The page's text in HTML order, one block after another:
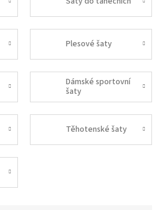
Plesové šaty
Dámské sportovní
šaty
Těhotenské šaty